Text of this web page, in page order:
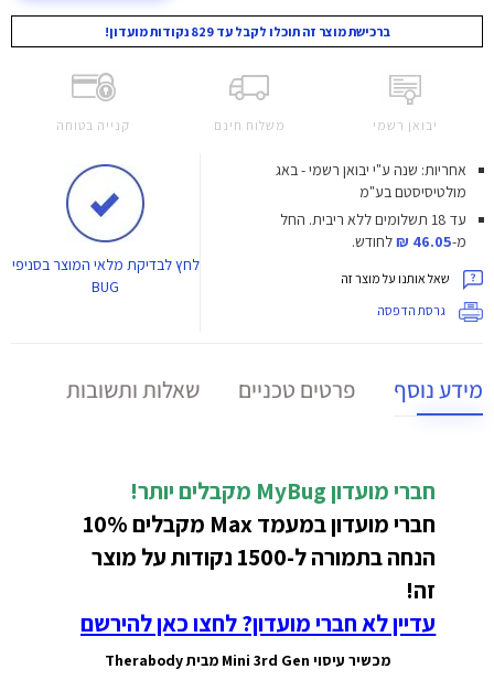
ברכישת מוצר זה תוכלו לקבל עד 829 נקודות מועדון!
יבואן רשמי משלוח חינם קנייה בטוחה
אחריות: שנה ע"י יבואן רשמי - באג
מולטיסיסטם בע"מ
עד 18 תשלומים ללא ריבית.
החל
מ-46.05 ₪ לחודש.
שאל אותנו על מוצר זה
גרסת הדפסה
לחץלבדיקת מלאי המוצר בסניפי
BUG
מידע נוסף פרטים טכניים שאלות ותשובות
חברי מועדון MyBug מקבלים יותר!
חברי מועדון במעמד Max מקבלים 10%
הנחה בתמורה ל-1500 נקודות על מוצר
זה!
עדיין לא חברי מועדון? לחצו כאן להירשם
מכשיר עיסוי Mini 3rd Gen מבית Therabody